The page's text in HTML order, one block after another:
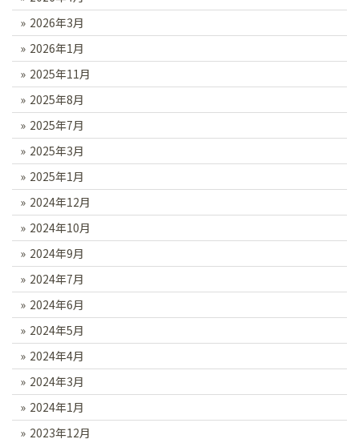
2026年3月
2026年1月
2025年11月
2025年8月
2025年7月
2025年3月
2025年1月
2024年12月
2024年10月
2024年9月
2024年7月
2024年6月
2024年5月
2024年4月
2024年3月
2024年1月
2023年12月